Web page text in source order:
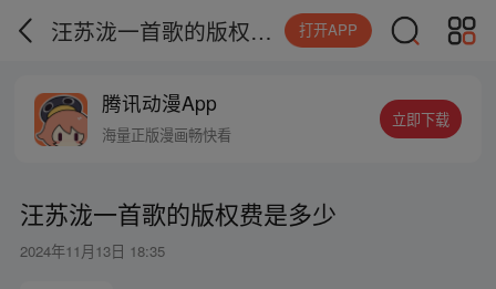
汪苏泷一首歌的版权费是多少 打开APP
腾讯动漫App
海量正版漫画畅快看
立即下载
汪苏泷一首歌的版权费是多少
2024年11月13日 18:35